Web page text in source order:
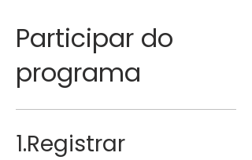
Participar do
programa
1.Registrar